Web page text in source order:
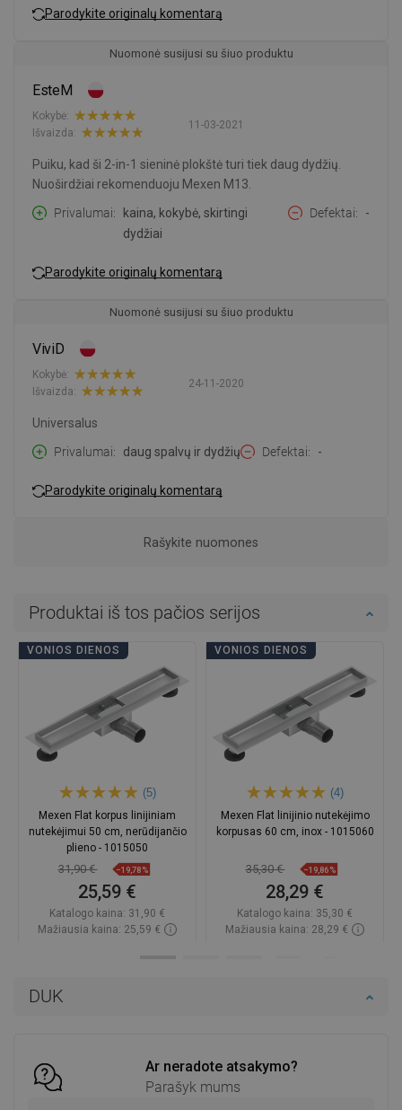
DUK
Ar neradote atsakymo?
Parašyk mums
Parodykite originalų komentarą
Nuomonė susijusi su šiuo produktu
EsteM
11-03-2021
Kokybė:
Išvaizda:
Puiku, kad ši 2-in-1 sieninė plokštė turi tiek daug dydžių.
Nuoširdžiai rekomenduoju Mexen M13.
Privalumai
kaina, kokybė, skirtingi
dydžiai
Defektai -
Parodykite originalų komentarą
Nuomonė susijusi su šiuo produktu
ViviD
24-11-2020
Kokybė:
Išvaizda:
Universalus
Privalumai
daug spalvų ir dydžių Defektai -
Parodykite originalų komentarą
Rašykite nuomones
Produktai iš tos pačios serijos
VONIOS DIENOS
(5)
Mexen Flat korpus linijiniam
nutekėjimui 50 cm, nerūdijančio
plieno - 1015050
31,90 € −19,78%
25,59 €
Katalogo kaina: 31,90 €
Mažiausia kaina: 25,59 €
VONIOS DIENOS
(4)
Mexen Flat linijinio nutekėjimo
korpusas 60 cm, inox - 1015060
35,30 € −19,86%
28,29 €
Katalogo kaina: 35,30 €
Mažiausia kaina: 28,29 €